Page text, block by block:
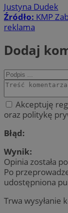
Justyna Dudek
Źródło: KMP
reklama
Dodaj
Akceptuję
oraz politykę
Błąd:
Wynik:
Opinia została
Po
udostępniona
Trwa wysyłanie